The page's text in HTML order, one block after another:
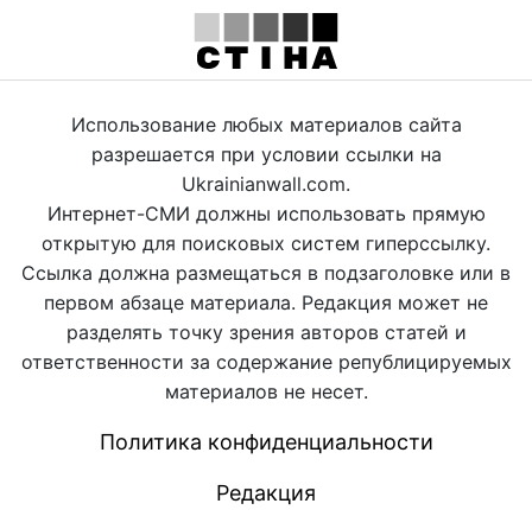
Использование любых материалов сайта
разрешается при условии ссылки на
Ukrainianwall.com.
Интернет-СМИ должны использовать прямую
открытую для поисковых систем гиперссылку.
Ссылка должна размещаться в подзаголовке или в
первом абзаце материала. Редакция может не
разделять точку зрения авторов статей и
ответственности за содержание републицируемых
материалов не несет.
Политика конфиденциальности
Редакция